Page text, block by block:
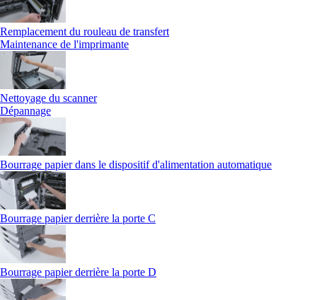
Remplacement du rouleau de transfert
Maintenance de l'imprimante
Nettoyage du scanner
Dépannage
Bourrage papier dans le dispositif d'alimentation automatique
Bourrage papier derrière la porte C
Bourrage papier derrière la porte D